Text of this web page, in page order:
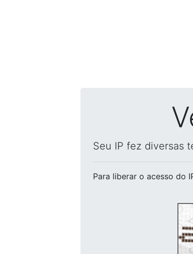
Seu IP fez diversas
Para liberar o acesso do